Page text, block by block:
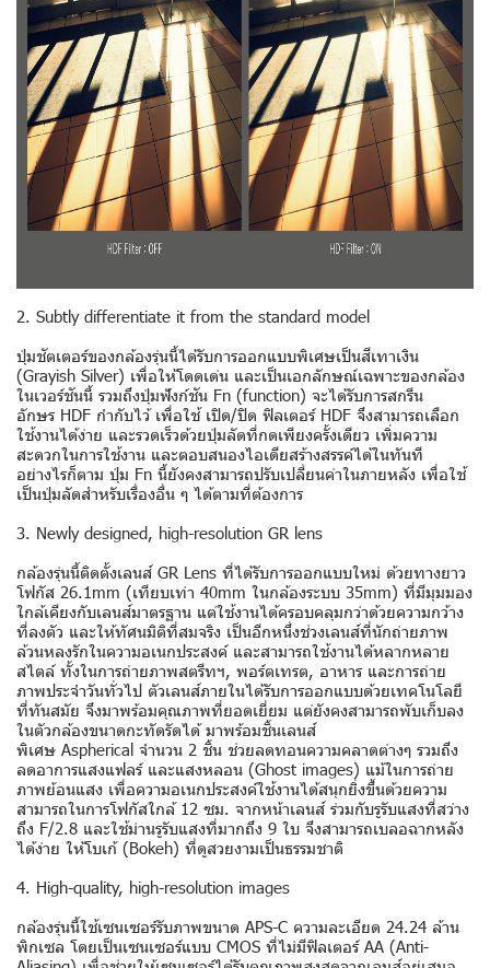
2. Subtly differentiate it from the standard model
ปุ่มชัตเตอร์ของกล้องรุ่นนี้ได้รับการออกแบบพิเศษเป็นสีเทาเงิน
(Grayish Silver) เพื่อให้โดดเด่น และเป็นเอกลักษณ์เฉพาะของกล้อง
ในเวอร์ชันนี้ รวมถึงปุ่มฟังก์ชัน Fn (function) จะได้รับการสกรีน
อักษร HDF กำกับไว้ เพื่อใช้ เปิด/ปิด ฟิลเตอร์ HDF จึงสามารถเลือก
ใช้งานได้ง่าย และรวดเร็วด้วยปุ่มลัดที่กดเพียงครั้งเดียว เพิ่มความ
สะดวกในการใช้งาน และตอบสนองไอเดียสร้างสรรค์ได้ในทันที
อย่างไรก็ตาม ปุ่ม Fn นี้ยังคงสามารถปรับเปลี่ยนค่าในภายหลัง เพื่อใช้
เป็นปุ่มลัดสำหรับเรื่องอื่น ๆ ได้ตามที่ต้องการ
3. Newly designed, high-resolution GR lens
กล้องรุ่นนี้ติดตั้งเลนส์ GR Lens ที่ได้รับการออกแบบใหม่ ด้วยทางยาว
โฟกัส 26.1mm (เทียบเท่า 40mm ในกล้องระบบ 35mm) ที่มีมุมมอง
ใกล้เคียงกับเลนส์มาตรฐาน แต่ใช้งานได้ครอบคลุมกว่าด้วยความกว้าง
ที่ลงตัว และให้ทัศนมิติที่สมจริง เป็นอีกหนึ่งช่วงเลนส์ที่นักถ่ายภาพ
ล้วนหลงรักในความอเนกประสงค์ และสามารถใช้งานได้หลากหลาย
สไตล์ ทั้งในการถ่ายภาพสตรีทฯ, พอร์ตเทรต, อาหาร และการถ่าย
ภาพประจำวันทั่วไป ตัวเลนส์ภายในได้รับการออกแบบด้วยเทคโนโลยี
ที่ทันสมัย จึงมาพร้อมคุณภาพที่ยอดเยี่ยม แต่ยังคงสามารถพับเก็บลง
ในตัวกล้องขนาดกะทัดรัดได้ มาพร้อมชิ้นเลนส์
พิเศษ Aspherical จำนวน 2 ชิ้น ช่วยลดทอนความคลาดต่างๆ รวมถึง
ลดอาการแสงแฟลร์ และแสงหลอน (Ghost images) แม้ในการถ่าย
ภาพย้อนแสง เพื่อความอเนกประสงค์ใช้งานได้สนุกยิ่งขึ้นด้วยความ
สามารถในการโฟกัสใกล้ 12 ซม. จากหน้าเลนส์ ร่วมกับรูรับแสงที่สว่าง
ถึง F/2.8 และใช้ม่านรูรับแสงที่มากถึง 9 ใบ จึงสามารถเบลอฉากหลัง
ได้ง่าย ให้โบเก้ (Bokeh) ที่ดูสวยงามเป็นธรรมชาติ
4. High-quality, high-resolution images
กล้องรุ่นนี้ใช้เซนเซอร์รับภาพขนาด APS-C ความละเอียด 24.24 ล้าน
พิกเซล โดยเป็นเซนเซอร์แบบ CMOS ที่ไม่มีฟิลเตอร์ AA (Anti-